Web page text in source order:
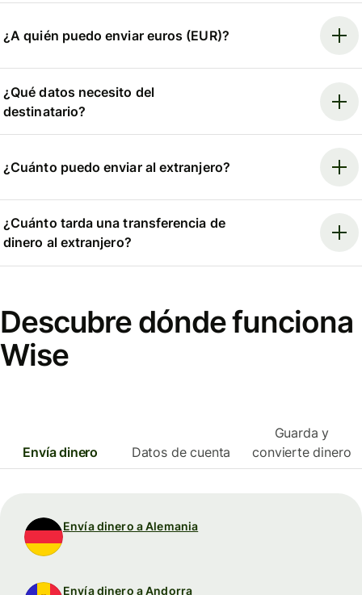
¿A quién puedo enviar euros (EUR)?
¿Qué datos necesito del
destinatario?
¿Cuánto puedo enviar al extranjero?
¿Cuánto tarda una transferencia de
dinero al extranjero?
Descubre dónde funciona
Wise
Envía dinero Datos de cuenta
Guarda y
convierte dinero
Envía dinero a Alemania
Envía dinero a Andorra